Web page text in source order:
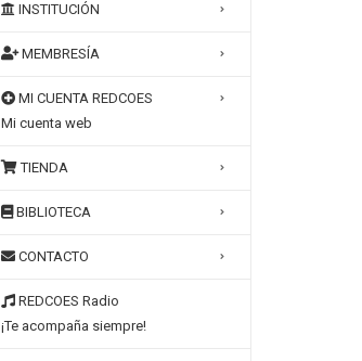
INSTITUCIÓN
MEMBRESÍA
MI CUENTA REDCOES
Mi cuenta web
TIENDA
BIBLIOTECA
CONTACTO
REDCOES Radio
¡Te acompaña siempre!